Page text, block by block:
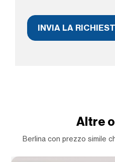
Altre
Berlina con prezzo simile